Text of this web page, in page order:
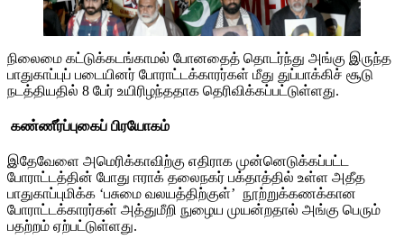
நிலைமை கட்டுக்கடங்காமல் போனதைத் தொடர்ந்து அங்கு இருந்த
பாதுகாப்புப் படையினர் போராட்டக்காரர்கள் மீது துப்பாக்கிச் சூடு
நடத்தியதில் 8 பேர் உயிரிழந்ததாக தெரிவிக்கப்பட்டுள்ளது.
கண்ணீர்ப்புகைப் பிரயோகம்
இதேவேளை அமெரிக்காவிற்கு எதிராக முன்னெடுக்கப்பட்ட
போராட்டத்தின் போது ஈராக் தலைநகர் பக்தாத்தில் உள்ள அதீத
பாதுகாப்புமிக்க ‘பசுமை வலயத்திற்குள்’ நூற்றுக்கணக்கான
போராட்டக்காரர்கள் அத்துமீறி நுழைய முயன்றதால் அங்கு பெரும்
பதற்றம் ஏற்பட்டுள்ளது.